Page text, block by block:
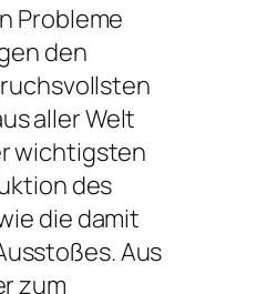
Probleme
den
aller Welt
wichtigsten
des
die damit
Aus
zum